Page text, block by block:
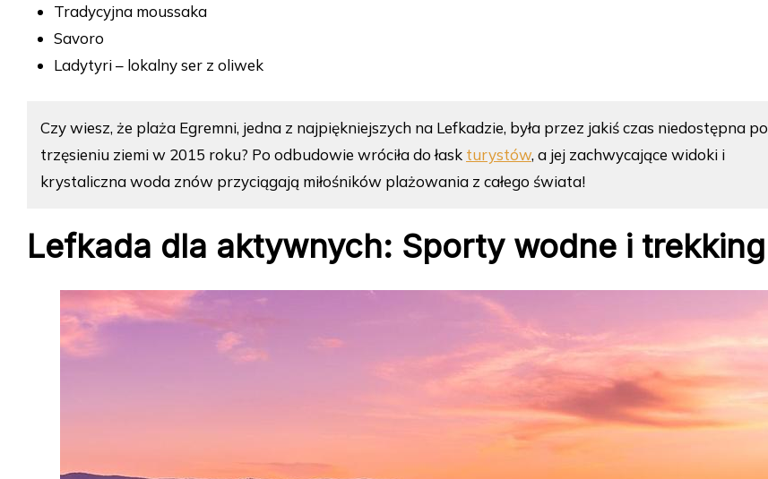
Tradycyjna moussaka
Savoro
Ladytyri – lokalny ser z oliwek
Czy wiesz, że plaża Egremni, jedna z najpiękniejszych na Lefkadzie, była przez jakiś czas niedostępna po
trzęsieniu ziemi w 2015 roku? Po odbudowie wróciła do łask turystów, a jej zachwycające widoki i
krystaliczna woda znów przyciągają miłośników plażowania z całego świata!
Lefkada dla aktywnych: Sporty wodne i trekking